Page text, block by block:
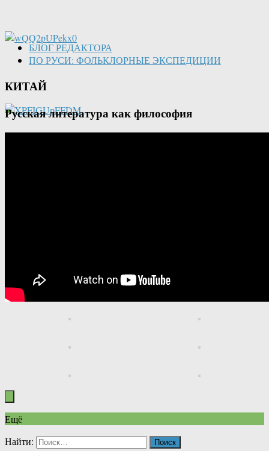
БЛОГ РЕДАКТОРА
ПО РУСИ: ФОЛЬКЛОРНЫЕ ЭКСПЕДИЦИИ
КИТАЙ
Русская литература как философия
Ещё
Найти: